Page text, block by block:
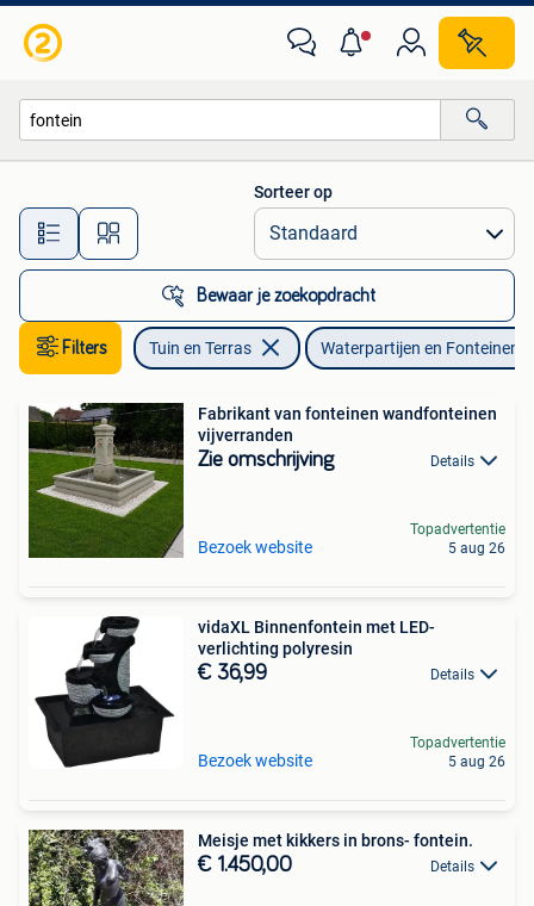
Alle afstanden…
Sorteer op
Bewaar je zoekopdracht
Filters Tuin en Terras Waterpartijen en Fonteinen
Fabrikant van fonteinen wandfonteinen
vijverranden
Zie omschrijving Details
Bezoek website
Topadvertentie
5 aug 26
vidaXL Binnenfontein met LED-
verlichting polyresin
€ 36,99 Details
Bezoek website
Topadvertentie
5 aug 26
Meisje met kikkers in brons- fontein.
€ 1.450,00 Details